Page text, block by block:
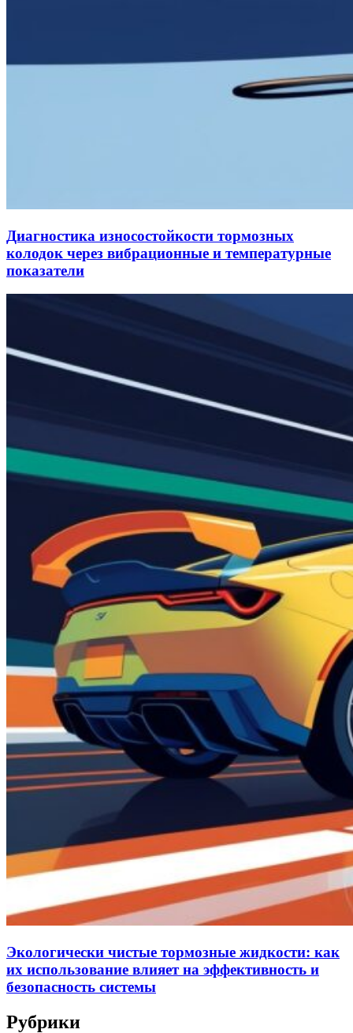
Диагностика износостойкости тормозных
колодок через вибрационные и температурные
показатели
Экологически чистые тормозные жидкости: как
их использование влияет на эффективность и
безопасность системы
Рубрики